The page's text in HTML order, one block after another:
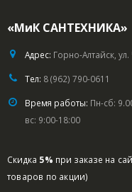
«МиК САНТЕХНИКА»
Адрес: Горно-Алтайск,
Тел: 8 (962) 790-0611
Время работы: Пн-сб:
вс: 9:00-18:00
Скидка 5% при заказе на
товаров по акции)